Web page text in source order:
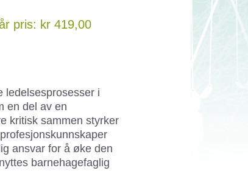
pris: kr 419,00
ledelsesprosesser i
en del av en
kritisk sammen styrker
ansvar for å øke den
barnehagefaglig